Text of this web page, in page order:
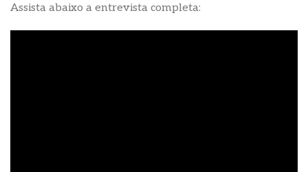
Assista abaixo a entrevista completa: